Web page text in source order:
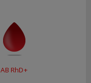
AB RhD+